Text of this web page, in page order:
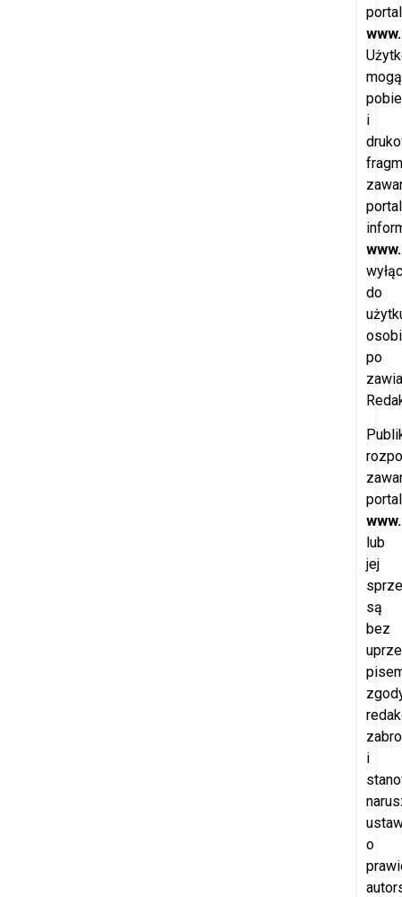
mogą
i
do
po
lub
jej
są
bez
i
o